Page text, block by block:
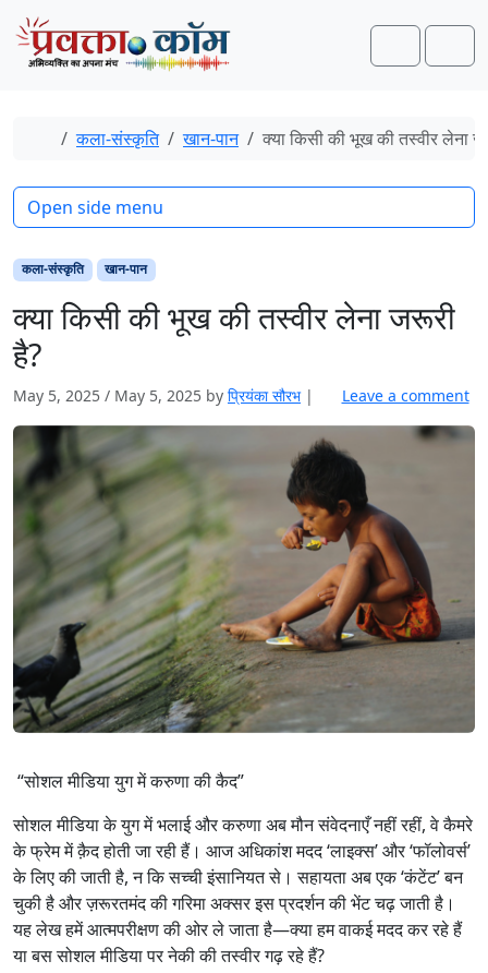
Skip to content
Skip to footer
Search
Home
कला-संस्कृति खान-पान क्या किसी की भूख की तस्वीर लेना
कला-संस्कृति खान-पान
क्या किसी की भूख की तस्वीर लेना जरूरी
है?
May 5, 2025 / May 5, 2025 by प्रियंका सौरभ | Leave a comment
“सोशल मीडिया युग में करुणा की कैद”
सोशल मीडिया के युग में भलाई और करुणा अब मौन संवेदनाएँ नहीं रहीं, वे कैमरे
के फ्रेम में क़ैद होती जा रही हैं। आज अधिकांश मदद ‘लाइक्स’ और ‘फॉलोवर्स’
के लिए की जाती है, न कि सच्ची इंसानियत से। सहायता अब एक ‘कंटेंट’ बन
चुकी है और ज़रूरतमंद की गरिमा अक्सर इस प्रदर्शन की भेंट चढ़ जाती है।
यह लेख हमें आत्मपरीक्षण की ओर ले जाता है—क्या हम वाकई मदद कर रहे हैं
या बस सोशल मीडिया पर नेकी की तस्वीर गढ़ रहे हैं?
Open side menu